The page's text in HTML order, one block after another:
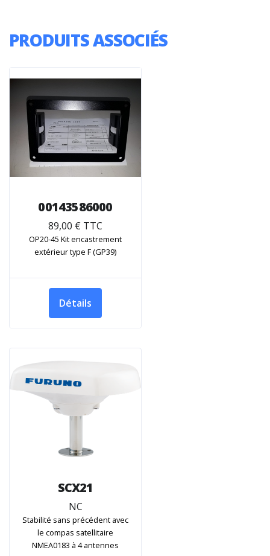
PRODUITS ASSOCIÉS
00143586000
89,00 € TTC
OP20-45 Kit encastrement
extérieur type F (GP39)
Détails
SCX21
NC
Stabilité sans précédent avec
le compas satellitaire
NMEA0183 à 4 antennes